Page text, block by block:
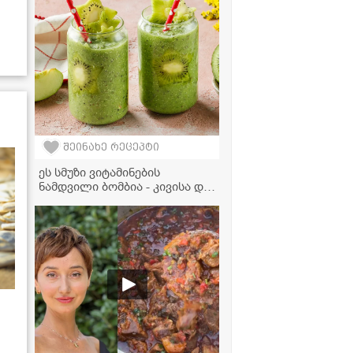
შეინახე რეცეპტი
ეს სმუზი ვიტამინების
ნამდვილი ბომბია - კივისა და